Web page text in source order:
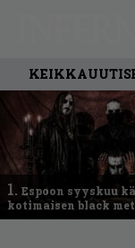
1. Espoon syyskuu
kotimaisen black